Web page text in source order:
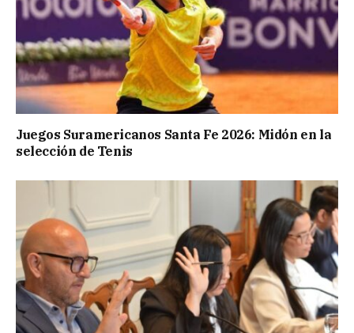
Juegos Suramericanos Santa Fe 2026: Midón en la
selección de Tenis